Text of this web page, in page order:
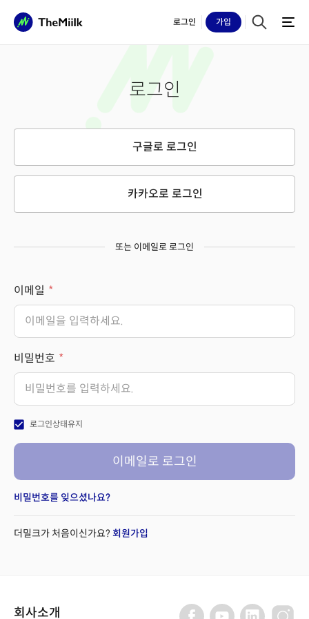
로그인 가입
로그인
구글로 로그인
카카오로 로그인
또는 이메일로 로그인
이메일
비밀번호
check_box 로그인상태유지
이메일로 로그인
비밀번호를 잊으셨나요?
더밀크가 처음이신가요? 회원가입
회사소개